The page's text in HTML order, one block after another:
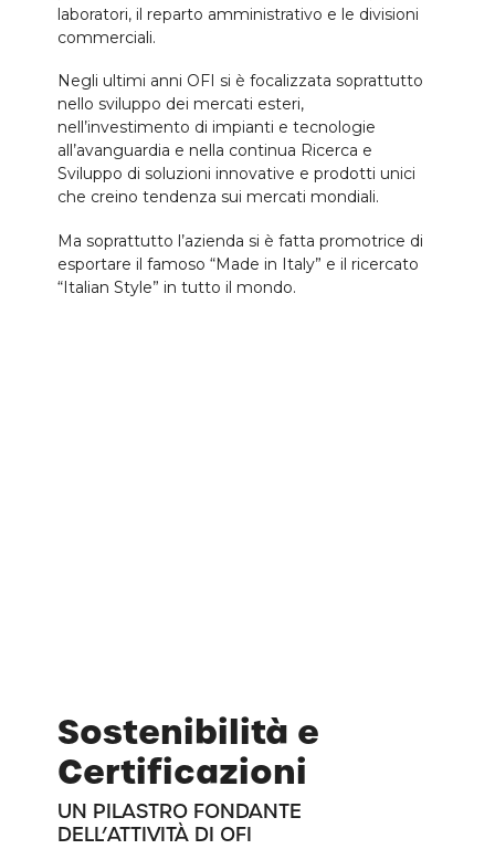
laboratori, il reparto amministrativo e le divisioni
commerciali.
Negli ultimi anni OFI si è focalizzata soprattutto
nello sviluppo dei mercati esteri,
nell’investimento di impianti e tecnologie
all’avanguardia e nella continua Ricerca e
Sviluppo di soluzioni innovative e prodotti unici
che creino tendenza sui mercati mondiali.
Ma soprattutto l’azienda si è fatta promotrice di
esportare il famoso “Made in Italy” e il ricercato
“Italian Style” in tutto il mondo.
Sostenibilità e
Certificazioni
UN PILASTRO FONDANTE
DELL’ATTIVITÀ DI OFI